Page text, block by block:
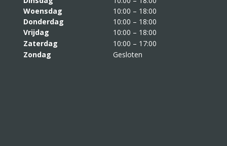
Woensdag
10:00 – 18:00
Donderdag
10:00 – 18:00
Vrijdag
10:00 – 18:00
Zaterdag
10:00 – 17:00
Zondag
Gesloten